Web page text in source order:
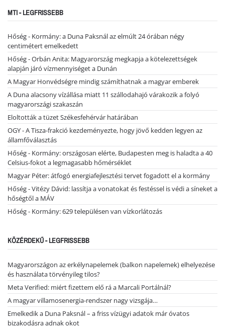
MTI - LEGFRISSEBB
Hőség - Kormány: a Duna Paksnál az elmúlt 24 órában négy
centimétert emelkedett
Hőség - Orbán Anita: Magyarország megkapja a kötelezettségek
alapján járó vízmennyiséget a Dunán
A Magyar Honvédségre mindig számíthatnak a magyar emberek
A Duna alacsony vízállása miatt 11 szállodahajó várakozik a folyó
magyarországi szakaszán
Eloltották a tüzet Székesfehérvár határában
OGY - A Tisza-frakció kezdeményezte, hogy jövő kedden legyen az
államfőválasztás
Hőség - Kormány: országosan elérte, Budapesten meg is haladta a 40
Celsius-fokot a legmagasabb hőmérséklet
Magyar Péter: átfogó energiafejlesztési tervet fogadott el a kormány
Hőség - Vitézy Dávid: lassítja a vonatokat és festéssel is védi a síneket a
hőségtől a MÁV
Hőség - Kormány: 629 településen van vízkorlátozás
KÖZÉRDEKŰ - LEGFRISSEBB
Magyarországon az erkélynapelemek (balkon napelemek) elhelyezése
és használata törvényileg tilos?
Meta Verified: miért fizettem elő rá a Marcali Portálnál?
A magyar villamosenergia-rendszer nagy vizsgája…
Emelkedik a Duna Paksnál – a friss vízügyi adatok már óvatos
bizakodásra adnak okot